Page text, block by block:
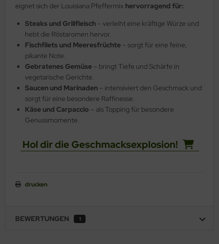
eignet sich der Louisiana Pfeffermix hervorragend für:
Steaks und Grillfleisch – verleiht eine kräftige Würze und
hebt die Röstaromen hervor.
Fischfilets und Meeresfrüchte – sorgt für eine feine,
pikante Note.
Gebratenes Gemüse – bringt Tiefe und Schärfe in
vegetarische Gerichte.
Saucen und Marinaden – intensiviert den Geschmack und
sorgt für eine besondere Raffinesse.
Käse und Carpaccio – als Topping für besondere
Genussmomente.
Hol dir die Geschmacksexplosion!
drucken
BEWERTUNGEN 1